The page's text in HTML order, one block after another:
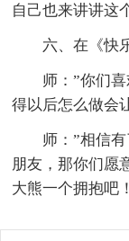
自己也来讲讲这
六、在《快
师：”你们
得以后怎么做会
师：”相信
朋友，那你们愿
大熊一个拥抱吧